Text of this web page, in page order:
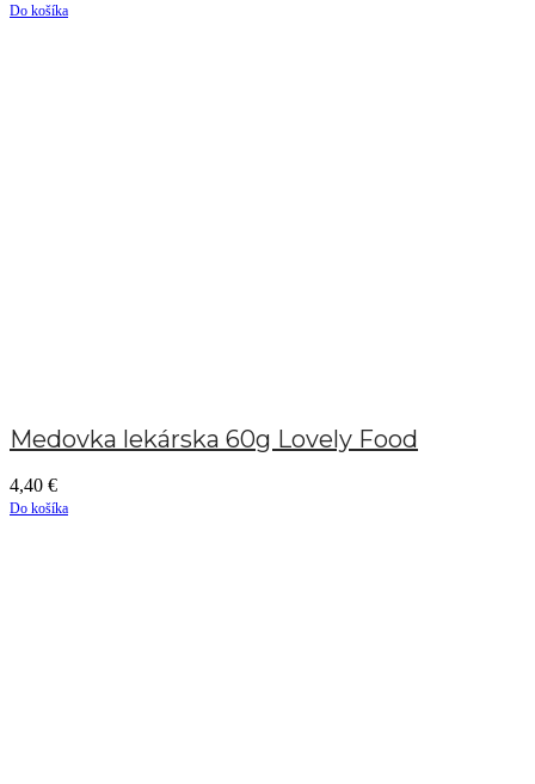
Do košíka
Medovka lekárska 60g Lovely Food
4,40 €
Do košíka